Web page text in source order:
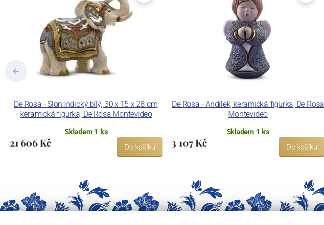
De Rosa - Slon indický bílý, 30 x 15 x 28 cm,
keramická figurka, De Rosa Montevideo
Skladem 1 ks
21 606 Kč Do košíku
De Rosa - Andílek, keramická figurka, De Rosa
Montevideo
Skladem 1 ks
3 107 Kč Do košíku